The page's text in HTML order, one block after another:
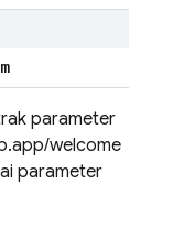
parameter
welcome
parameter